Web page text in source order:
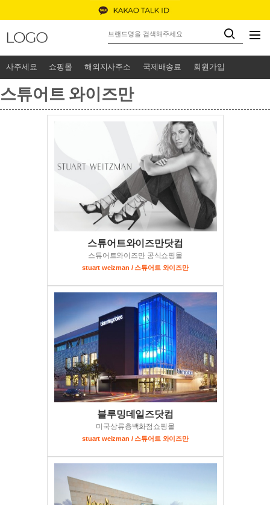
사주세요 쇼핑몰 해외지사주소 국제배송료 회원가입
스튜어트 와이즈만
스튜어트와이즈만닷컴
스튜어트와이즈만 공식쇼핑몰
stuart weizman / 스튜어트 와이즈만
블루밍데일즈닷컴
미국상류층백화점쇼핑몰
stuart weizman / 스튜어트 와이즈만